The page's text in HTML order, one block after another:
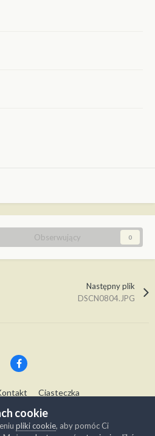
Obserwujący 0
Następny plik
DSCN0804.JPG
Ciasteczka
© Modelwork.pl
Invision Community
cookie
pliki cookie, aby pomóc Ci